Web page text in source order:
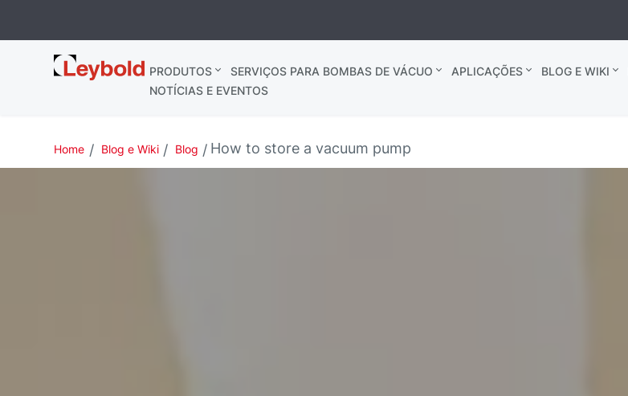
Leybold PRODUTOS SERVIÇOS PARA BOMBAS DE VÁCUO APLICAÇÕES BLOG E WIKI
NOTÍCIAS E EVENTOS
Home Blog e Wiki Blog How to store a vacuum pump